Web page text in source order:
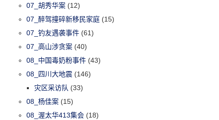
07_胡秀华案 (12)
07_醉驾撞碎新移民家庭 (15)
07_钓友遇袭事件 (61)
07_高山涉贪案 (40)
08_中国毒奶粉事件 (43)
08_四川大地震 (146)
灾区采访队 (33)
08_杨佳案 (15)
08_渥太华413集会 (18)